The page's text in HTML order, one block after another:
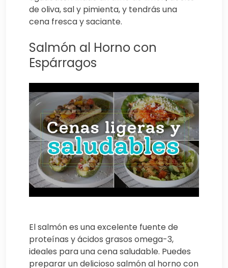
de oliva, sal y pimienta, y tendrás una
cena fresca y saciante.
Salmón al Horno con
Espárragos
El salmón es una excelente fuente de
proteínas y ácidos grasos omega-3,
ideales para una cena saludable. Puedes
preparar un delicioso salmón al horno con